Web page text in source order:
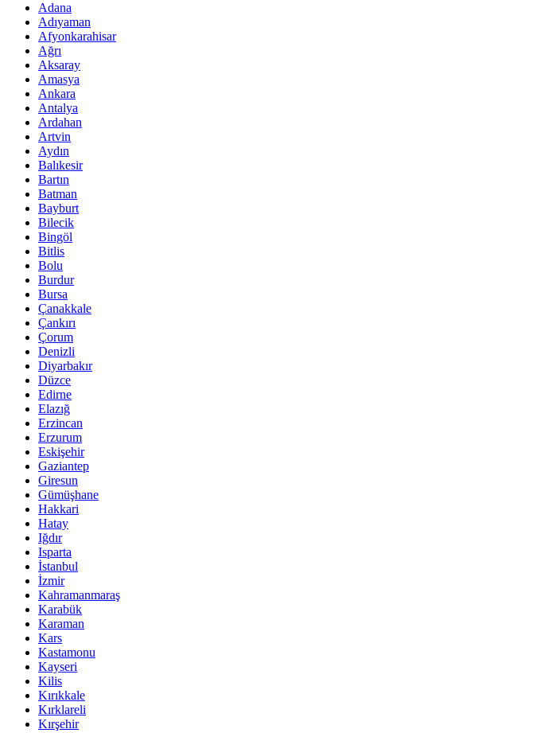
Adana
Adıyaman
Afyonkarahisar
Ağrı
Aksaray
Amasya
Ankara
Antalya
Ardahan
Artvin
Aydın
Balıkesir
Bartın
Batman
Bayburt
Bilecik
Bingöl
Bitlis
Bolu
Burdur
Bursa
Çanakkale
Çankırı
Çorum
Denizli
Diyarbakır
Düzce
Edirne
Elazığ
Erzincan
Erzurum
Eskişehir
Gaziantep
Giresun
Gümüşhane
Hakkari
Hatay
Iğdır
Isparta
İstanbul
İzmir
Kahramanmaraş
Karabük
Karaman
Kars
Kastamonu
Kayseri
Kilis
Kırıkkale
Kırklareli
Kırşehir